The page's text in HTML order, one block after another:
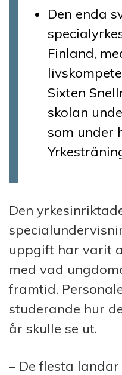
Den enda
Finland,
Sixten
skolan
som under
Den
uppgift har varit
med vad
framtid.
studerande hur
år skulle se ut.
– De flesta